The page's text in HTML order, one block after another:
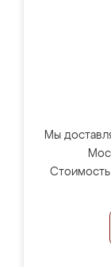
Мы